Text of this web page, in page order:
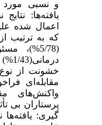
و نسبی مورد
یافته‌ها:
اعمال شده
که به ترتیب از
خشونت از نوع
مقابله‌ای
واکنش‌های
پرستاران بی
گیری: یافته‌ها